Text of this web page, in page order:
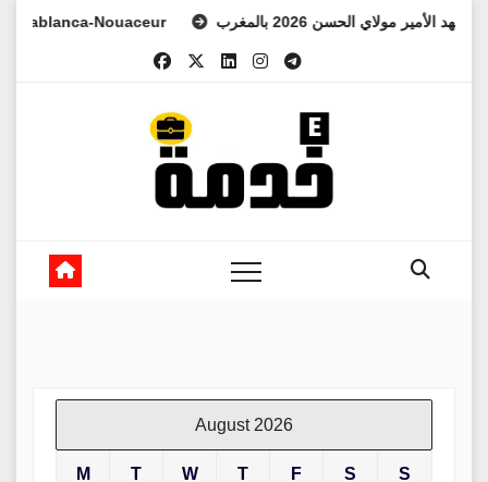
Nouaceur العهد الأمير مولاي الحسن 2026 بالمغرب
August 2026
M T W T F S S